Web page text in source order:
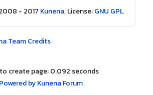
- 2017 Kunena, License:GNU GPL
Team Credits
create page: 0.092 seconds
Powered by Kunena Forum